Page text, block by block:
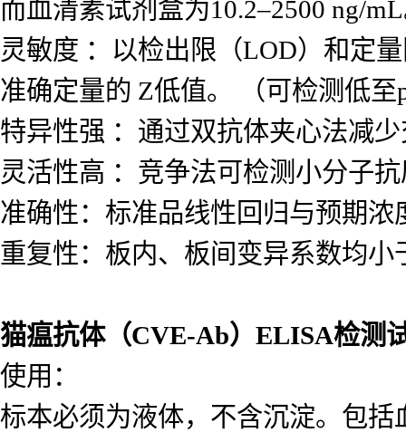
而血清素试剂盒为10.2–2500 ng/
灵敏度 ：以检出限（LOD）和定
准确定量的 Z低值。 （可检测低
特异性强 ：通过双抗体夹心法减
灵活性高 ：竞争法可检测小分子
准确性：标准品线性回归与预期浓
重复性：板内、板间变异系数均小
猫瘟抗体（CVE-Ab）ELISA检测
使用：
标本必须为液体，不含沉淀。包